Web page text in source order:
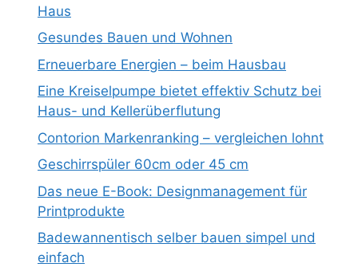
Haus
Gesundes Bauen und Wohnen
Erneuerbare Energien – beim Hausbau
Eine Kreiselpumpe bietet effektiv Schutz bei
Haus- und Kellerüberflutung
Contorion Markenranking – vergleichen lohnt
Geschirrspüler 60cm oder 45 cm
Das neue E-Book: Designmanagement für
Printprodukte
Badewannentisch selber bauen simpel und
einfach